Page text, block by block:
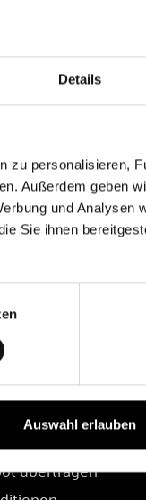
Details
zu personalisieren,
Außerdem geben
und Analysen
Sie ihnen
Auswahl erlauben
FAQ
übertragen